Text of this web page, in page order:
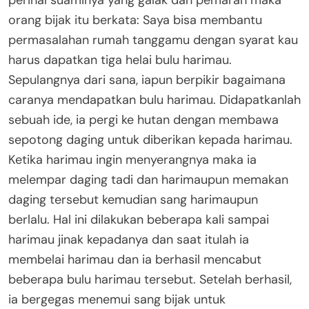
orang bijak itu berkata: Saya bisa membantu
permasalahan rumah tanggamu dengan syarat kau
harus dapatkan tiga helai bulu harimau.
Sepulangnya dari sana, iapun berpikir bagaimana
caranya mendapatkan bulu harimau. Didapatkanlah
sebuah ide, ia pergi ke hutan dengan membawa
sepotong daging untuk diberikan kepada harimau.
Ketika harimau ingin menyerangnya maka ia
melempar daging tadi dan harimaupun memakan
daging tersebut kemudian sang harimaupun
berlalu. Hal ini dilakukan beberapa kali sampai
harimau jinak kepadanya dan saat itulah ia
membelai harimau dan ia berhasil mencabut
beberapa bulu harimau tersebut. Setelah berhasil,
ia bergegas menemui sang bijak untuk